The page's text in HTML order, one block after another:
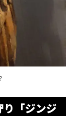
り「ジンジ